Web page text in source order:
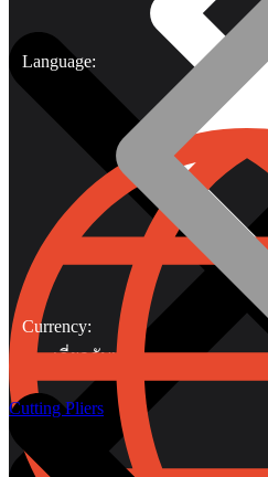
เกี่ยวกับเรา
Language:
Currency:
Cutting Pliers